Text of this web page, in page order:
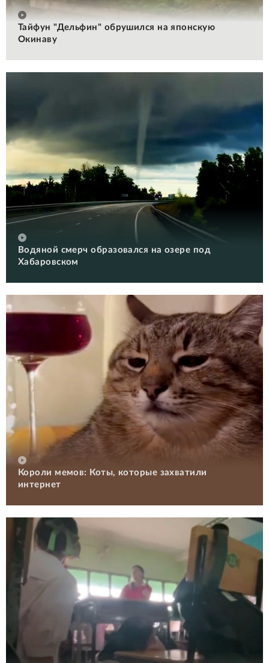
Тайфун "Дельфин" обрушился на японскую
Окинаву
Водяной смерч образовался на озере под
Хабаровском
Короли мемов: Коты, которые захватили
интернет